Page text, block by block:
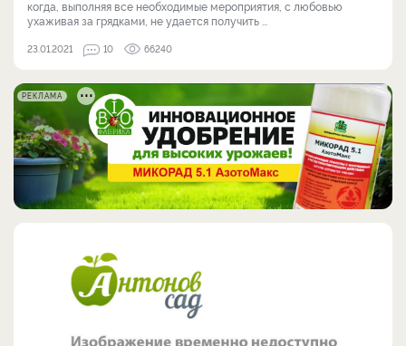
когда, выполняя все необходимые мероприятия, с любовью
ухаживая за грядками, не удается получить ...
23.01.2021 10 66240
РЕКЛАМА